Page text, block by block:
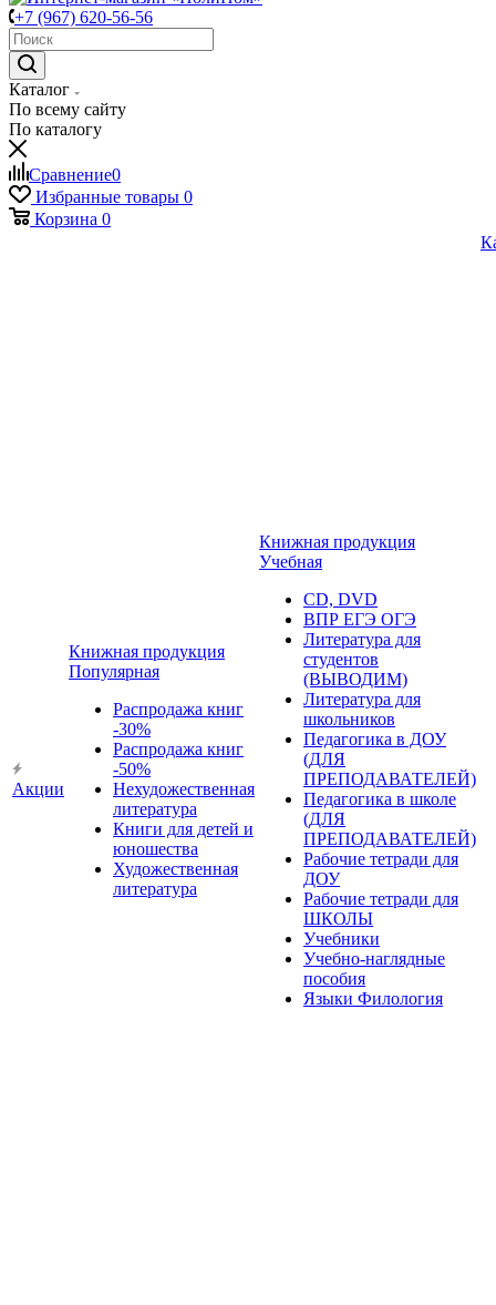
+7 (967) 620-56-56
Каталог
По всему сайту
По каталогу
Сравнение0
Избранные товары 0
Корзина 0
Акции
Книжная продукция
Популярная
Распродажа книг
-30%
Распродажа книг
-50%
Нехудожественная
литература
Книги для детей и
юношества
Художественная
литература
Книжная продукция
Учебная
CD, DVD
ВПР ЕГЭ ОГЭ
Литература для
студентов
(ВЫВОДИМ)
Литература для
школьников
Педагогика в ДОУ
(ДЛЯ
ПРЕПОДАВАТЕЛЕЙ)
Педагогика в школе
(ДЛЯ
ПРЕПОДАВАТЕЛЕЙ)
Рабочие тетради для
ДОУ
Рабочие тетради для
ШКОЛЫ
Учебники
Учебно-наглядные
пособия
Языки Филология